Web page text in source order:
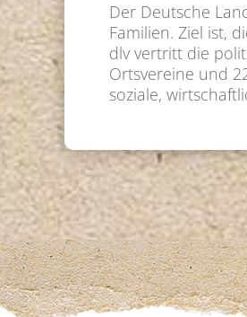
Der Deutsche
Familien. Ziel ist,
dlv vertritt die
Ortsvereine und
soziale,